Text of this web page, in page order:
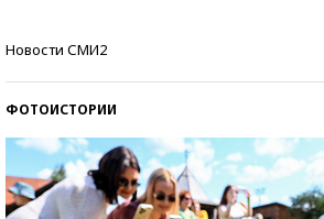
Новости СМИ2
ФОТОИСТОРИИ